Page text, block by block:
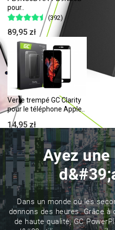
pour..
(392)
89,95 zł
Verre trempé GC Clarity
pour le téléphone Apple..
14,95 zł
Cable Lightning 1,2m LED
Green Cell Ray Charge..
(42)
23,95 zł
Ayez
Dans un monde où les
donnons des heures. Grâce
de haute qualité, GC